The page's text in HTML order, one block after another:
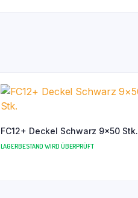
FC12+ Deckel Schwarz 9×50 Stk.
LAGERBESTAND WIRD ÜBERPRÜFT